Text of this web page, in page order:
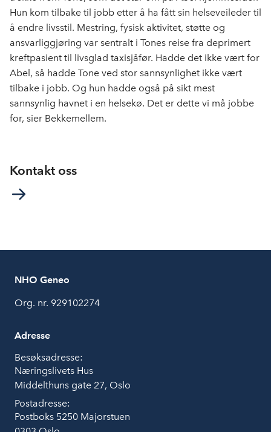
Hun kom tilbake til jobb etter å ha fått sin helseveileder til
å endre livsstil. Mestring, fysisk aktivitet, støtte og
ansvarliggjøring var sentralt i Tones reise fra deprimert
kreftpasient til livsglad taxisjåfør. Hadde det ikke vært for
Abel, så hadde Tone ved stor sannsynlighet ikke vært
tilbake i jobb. Og hun hadde også på sikt mest
sannsynlig havnet i en helsekø. Det er dette vi må jobbe
for, sier Bekkemellem.
Kontakt oss
NHO Geneo
Org. nr. 929102274
Adresse
Besøksadresse:
Næringslivets Hus
Middelthuns gate 27, Oslo
Postadresse:
Postboks 5250 Majorstuen